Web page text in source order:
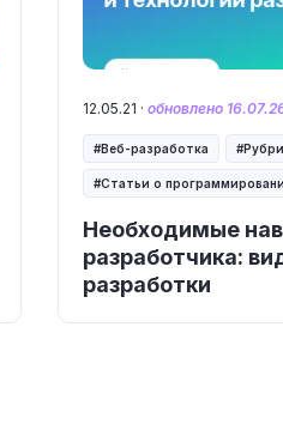
Необходимые
разработчика:
разработки
12.05.21 · обновлено
Веб-разработка
Статьи о